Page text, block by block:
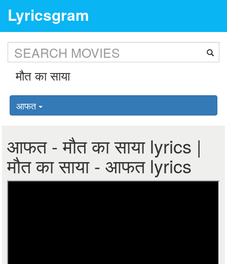
Lyricsgram
आफत
आफत - मौत का साया lyrics |
मौत का साया - आफत lyrics